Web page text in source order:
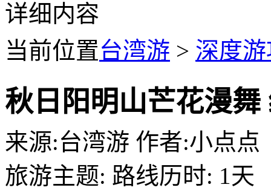
详细内容
当前位置台湾游 > 深度
秋日阳明山芒花漫舞
来源:台湾游 作者:小点点
旅游主题: 路线历时: 1天